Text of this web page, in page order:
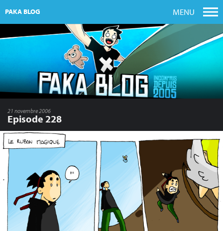
PAKA BLOG MENU
21 novembre 2006
Episode 228